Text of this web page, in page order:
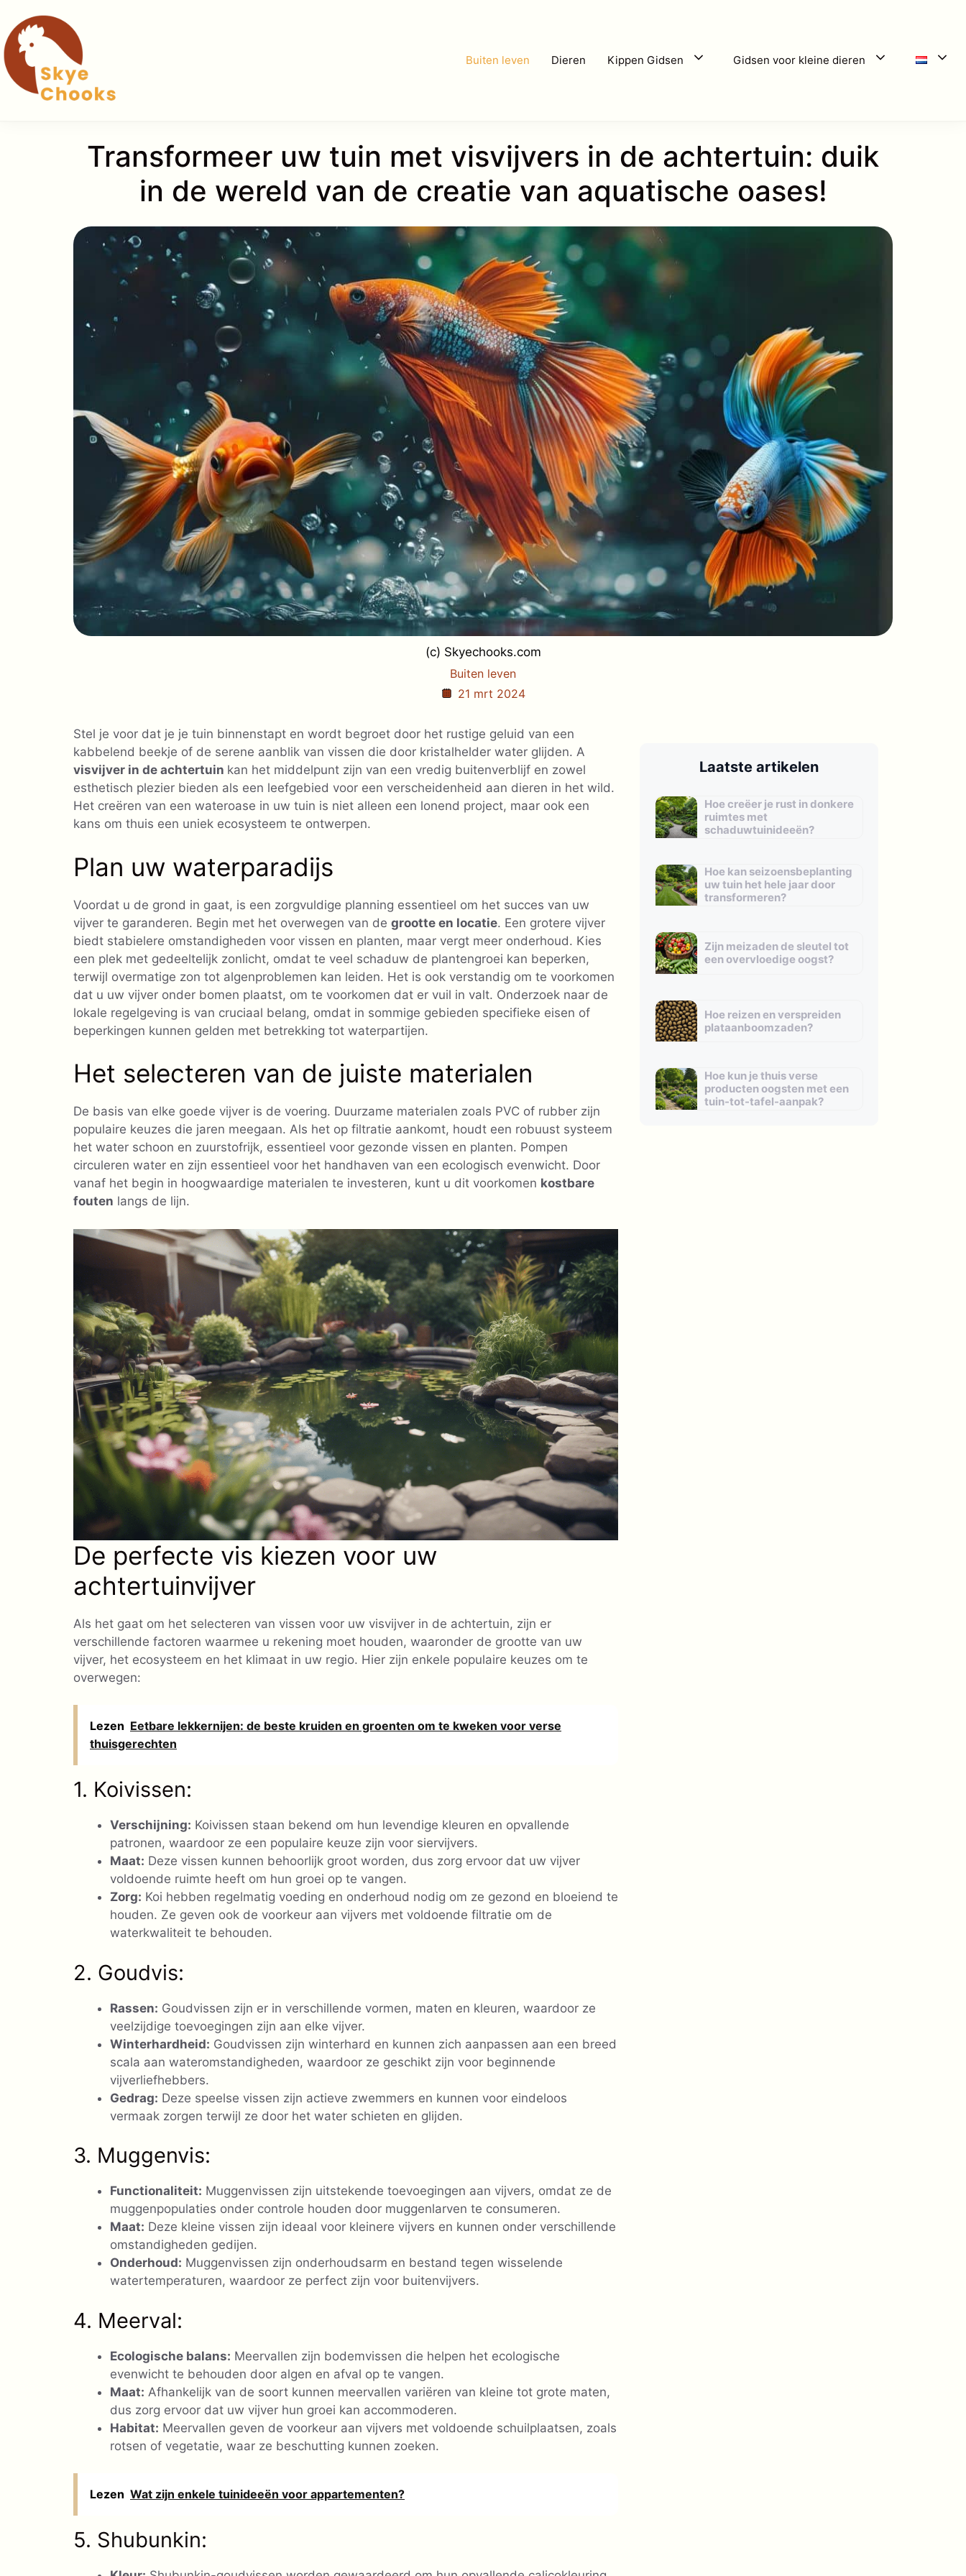
naar
de
inhoud
Buiten leven Dieren Kippen Gidsen Gidsen voor kleine dieren
Transformeer uw tuin met visvijvers in de achtertuin: duik
in de wereld van de creatie van aquatische oases!
(c) Skyechooks.com
Buiten leven
21 mrt 2024
Stel je voor dat je je tuin binnenstapt en wordt begroet door het rustige geluid van een
kabbelend beekje of de serene aanblik van vissen die door kristalhelder water glijden. A
visvijver in de achtertuin kan het middelpunt zijn van een vredig buitenverblijf en zowel
esthetisch plezier bieden als een leefgebied voor een verscheidenheid aan dieren in het wild.
Het creëren van een wateroase in uw tuin is niet alleen een lonend project, maar ook een
kans om thuis een uniek ecosysteem te ontwerpen.
Plan uw waterparadijs
Voordat u de grond in gaat, is een zorgvuldige planning essentieel om het succes van uw
vijver te garanderen. Begin met het overwegen van de grootte en locatie. Een grotere vijver
biedt stabielere omstandigheden voor vissen en planten, maar vergt meer onderhoud. Kies
een plek met gedeeltelijk zonlicht, omdat te veel schaduw de plantengroei kan beperken,
terwijl overmatige zon tot algenproblemen kan leiden. Het is ook verstandig om te voorkomen
dat u uw vijver onder bomen plaatst, om te voorkomen dat er vuil in valt. Onderzoek naar de
lokale regelgeving is van cruciaal belang, omdat in sommige gebieden specifieke eisen of
beperkingen kunnen gelden met betrekking tot waterpartijen.
Het selecteren van de juiste materialen
De basis van elke goede vijver is de voering. Duurzame materialen zoals PVC of rubber zijn
populaire keuzes die jaren meegaan. Als het op filtratie aankomt, houdt een robuust systeem
het water schoon en zuurstofrijk, essentieel voor gezonde vissen en planten. Pompen
circuleren water en zijn essentieel voor het handhaven van een ecologisch evenwicht. Door
vanaf het begin in hoogwaardige materialen te investeren, kunt u dit voorkomen kostbare
fouten langs de lijn.
De perfecte vis kiezen voor uw
achtertuinvijver
Als het gaat om het selecteren van vissen voor uw visvijver in de achtertuin, zijn er
verschillende factoren waarmee u rekening moet houden, waaronder de grootte van uw
vijver, het ecosysteem en het klimaat in uw regio. Hier zijn enkele populaire keuzes om te
overwegen:
Lezen Eetbare lekkernijen: de beste kruiden en groenten om te kweken voor verse
thuisgerechten
1. Koivissen:
Verschijning: Koivissen staan ​​bekend om hun levendige kleuren en opvallende
patronen, waardoor ze een populaire keuze zijn voor siervijvers.
Maat: Deze vissen kunnen behoorlijk groot worden, dus zorg ervoor dat uw vijver
voldoende ruimte heeft om hun groei op te vangen.
Zorg: Koi hebben regelmatig voeding en onderhoud nodig om ze gezond en bloeiend te
houden. Ze geven ook de voorkeur aan vijvers met voldoende filtratie om de
waterkwaliteit te behouden.
2. Goudvis:
Rassen: Goudvissen zijn er in verschillende vormen, maten en kleuren, waardoor ze
veelzijdige toevoegingen zijn aan elke vijver.
Winterhardheid: Goudvissen zijn winterhard en kunnen zich aanpassen aan een breed
scala aan wateromstandigheden, waardoor ze geschikt zijn voor beginnende
vijverliefhebbers.
Gedrag: Deze speelse vissen zijn actieve zwemmers en kunnen voor eindeloos
vermaak zorgen terwijl ze door het water schieten en glijden.
3. Muggenvis:
Functionaliteit: Muggenvissen zijn uitstekende toevoegingen aan vijvers, omdat ze de
muggenpopulaties onder controle houden door muggenlarven te consumeren.
Maat: Deze kleine vissen zijn ideaal voor kleinere vijvers en kunnen onder verschillende
omstandigheden gedijen.
Onderhoud: Muggenvissen zijn onderhoudsarm en bestand tegen wisselende
watertemperaturen, waardoor ze perfect zijn voor buitenvijvers.
4. Meerval:
Ecologische balans: Meervallen zijn bodemvissen die helpen het ecologische
evenwicht te behouden door algen en afval op te vangen.
Maat: Afhankelijk van de soort kunnen meervallen variëren van kleine tot grote maten,
dus zorg ervoor dat uw vijver hun groei kan accommoderen.
Habitat: Meervallen geven de voorkeur aan vijvers met voldoende schuilplaatsen, zoals
rotsen of vegetatie, waar ze beschutting kunnen zoeken.
Lezen Wat zijn enkele tuinideeën voor appartementen?
5. Shubunkin:
Laatste artikelen
Hoe creëer je rust in donkere
ruimtes met
schaduwtuinideeën?
Hoe kan seizoensbeplanting
uw tuin het hele jaar door
transformeren?
Zijn meizaden de sleutel tot
een overvloedige oogst?
Hoe reizen en verspreiden
plataanboomzaden?
Hoe kun je thuis verse
producten oogsten met een
tuin-tot-tafel-aanpak?